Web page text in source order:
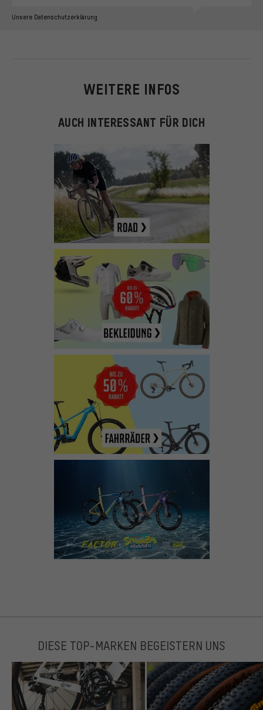
Unsere Datenschutzerklärung
WEITERE INFOS
AUCH INTERESSANT FÜR DICH
DIESE TOP-MARKEN BEGEISTERN UNS